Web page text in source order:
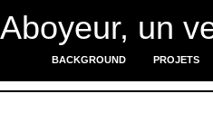
un
BACKGROUND PROJETS